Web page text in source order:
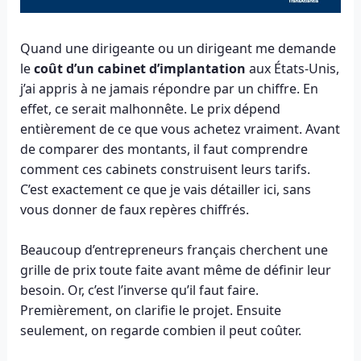
Quand une dirigeante ou un dirigeant me demande
lecoût d’un cabinet d’implantation aux États-Unis,
j’ai appris à ne jamais répondre par un chiffre. En
effet, ce serait malhonnête. Le prix dépend
entièrement de ce que vous achetez vraiment. Avant
de comparer des montants, il faut comprendre
comment ces cabinets construisent leurs tarifs.
C’est exactement ce que je vais détailler ici, sans
vous donner de faux repères chiffrés.
Beaucoup d’entrepreneurs français cherchent une
grille de prix toute faite avant même de définir leur
besoin. Or, c’est l’inverse qu’il faut faire.
Premièrement, on clarifie le projet. Ensuite
seulement, on regarde combien il peut coûter.